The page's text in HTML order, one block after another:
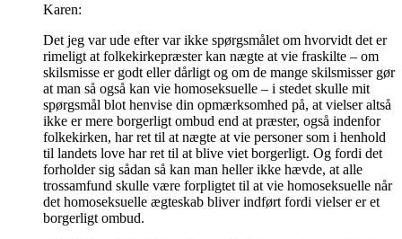
Karen:
Det jeg var ude efter var ikke spørgsmålet om hvorvidt det er
rimeligt at folkekirkepræster kan nægte at vie fraskilte – om
skilsmisse er godt eller dårligt og om de mange skilsmisser gør
at man så også kan vie homoseksuelle – i stedet skulle mit
spørgsmål blot henvise din opmærksomhed på, at vielser altså
ikke er mere borgerligt ombud end at præster, også indenfor
folkekirken, har ret til at nægte at vie personer som i henhold
til landets love har ret til at blive viet borgerligt. Og fordi det
forholder sig sådan så kan man heller ikke hævde, at alle
trossamfund skulle være forpligtet til at vie homoseksuelle når
det homoseksuelle ægteskab bliver indført fordi vielser er et
borgerligt ombud.